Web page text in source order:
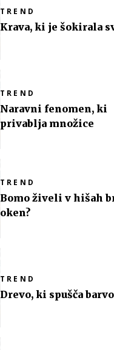
TREND
Krava, ki je šokirala
TREND
Naravni fenomen, ki
privablja množice
TREND
Bomo živeli v hišah
oken?
TREND
Drevo, ki spušča barvo